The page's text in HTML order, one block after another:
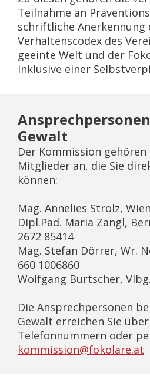
Teilnahme an
schriftliche Anerkennung
Verhaltenscodex des
geeinte Welt und der
inklusive einer
Gewalt
Der Kommission
Mitglieder an, die Sie
können:
Mag. Annelies Strolz,
Dipl.Päd. Maria Zangl,
2672 85414
Mag. Stefan Dörrer, Wr.
660 1006860
Wolfgang Burtscher,
Die Ansprechpersonen
Gewalt erreichen Sie
Telefonnummern oder
kommission@fokolare.at